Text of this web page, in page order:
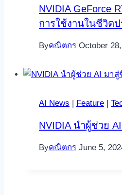
NVIDIA GeForce
การใช้งานในชีวิต
Byคณิตกร October
AI News | Feature |
NVIDIA นำผู้ช่วย
Byคณิตกร June 5,